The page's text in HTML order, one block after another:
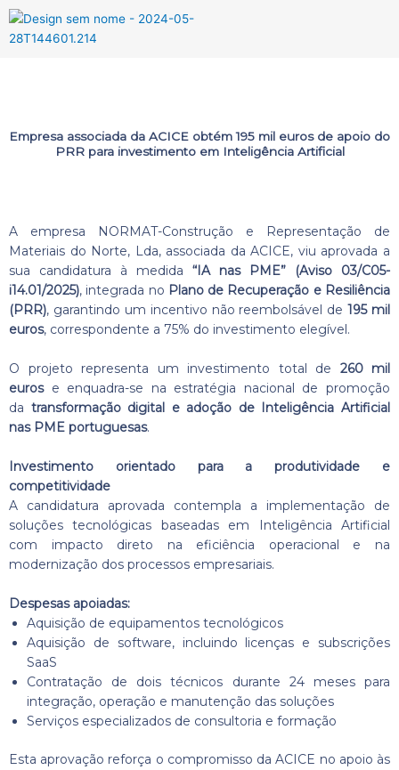
Empresa associada da ACICE obtém 195 mil euros de apoio do
PRR para investimento em Inteligência Artificial
A empresa NORMAT-Construção e Representação de
Materiais do Norte, Lda, associada da ACICE, viu aprovada a
sua candidatura à medida “IA nas PME” (Aviso 03/C05-
i14.01/2025), integrada no Plano de Recuperação e Resiliência
(PRR), garantindo um incentivo não reembolsável de195 mil
euros, correspondente a 75% do investimento elegível.
O projeto representa um investimento total de 260 mil
eurose enquadra-se na estratégia nacional de promoção
da transformação digital e adoção de Inteligência Artificial
nas PME portuguesas.
Investimento orientado para a produtividade e
competitividade
A candidatura aprovada contempla a implementação de
soluções tecnológicas baseadas em Inteligência Artificial
com impacto direto na eficiência operacional e na
modernização dos processos empresariais.
Despesas apoiadas:
Aquisição de equipamentos tecnológicos
Aquisição de software, incluindo licenças e subscrições
SaaS
Contratação de dois técnicos durante 24 meses para
integração, operação e manutenção das soluções
Serviços especializados de consultoria e formação
Esta aprovação reforça o compromisso da ACICE no apoio às